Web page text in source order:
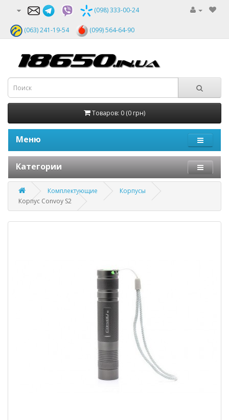
(098) 333-00-24
(063) 241-19-54 (099) 564-64-90
Товаров: 0 (0 грн)
Меню
Категории
Комплектующие
Корпусы
Корпус Convoy S2